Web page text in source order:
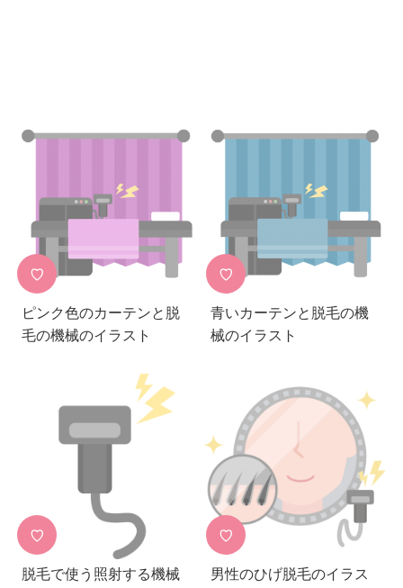
♡
ピンク色のカーテンと脱
毛の機械のイラスト
♡
青いカーテンと脱毛の機
械のイラスト
♡
脱毛で使う照射する機械
♡
男性のひげ脱毛のイラス